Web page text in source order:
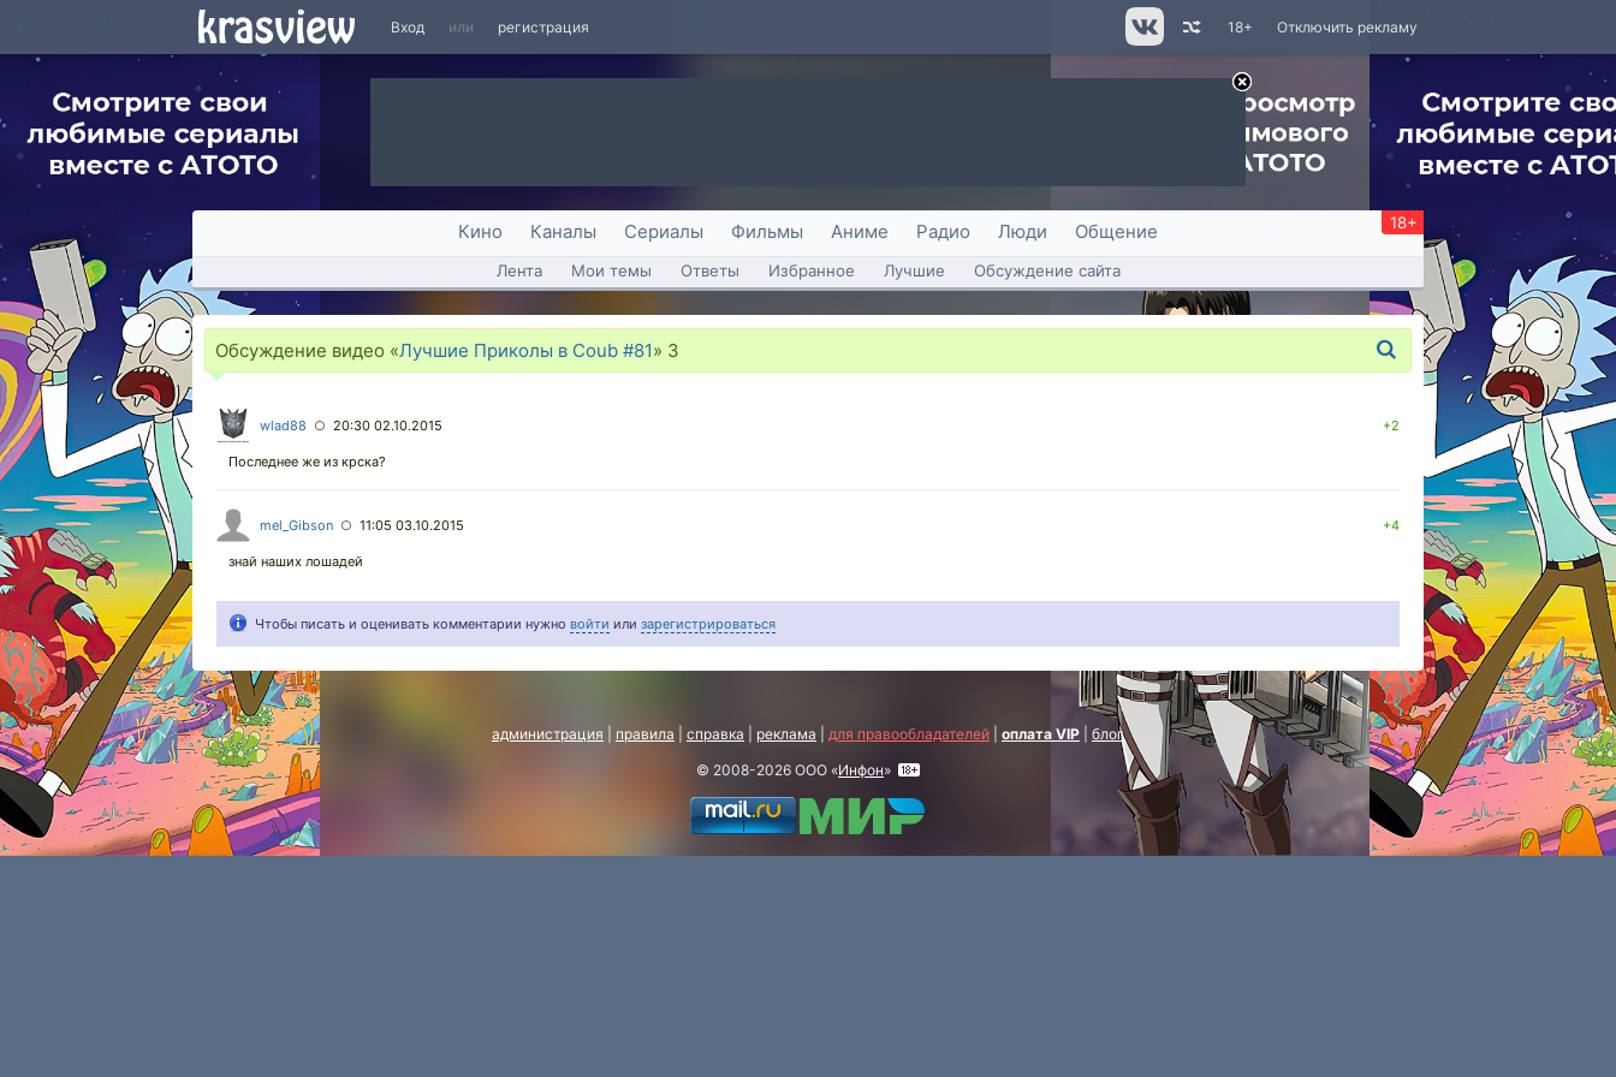
Вход или регистрация Отключить рекламу
18+
Кино Каналы Сериалы Фильмы Аниме Радио Люди Общение 18+
Лента Мои темы Ответы Избранное Лучшие Обсуждение сайта
Обсуждение видео «Лучшие Приколы в Coub #81» 3
wlad88 ○ 20:30 02.10.2015 +2
Последнее же из крска?
mel_Gibson ○ 11:05 03.10.2015 +4
знай наших лошадей
Чтобы писать и оценивать комментарии нужно войти или зарегистрироваться
администрация правила справка реклама для правообладателей оплата VIP
блог
© 2008-2026 ООО «Инфон»